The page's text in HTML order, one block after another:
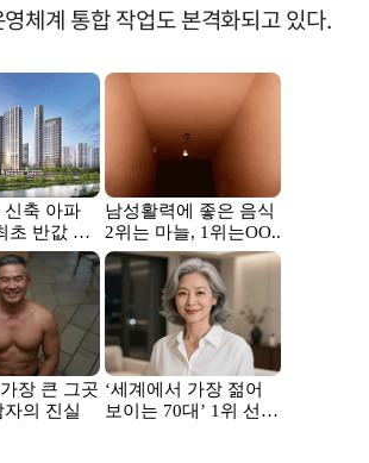
체계 통합 작업도 본격화되고 있다.